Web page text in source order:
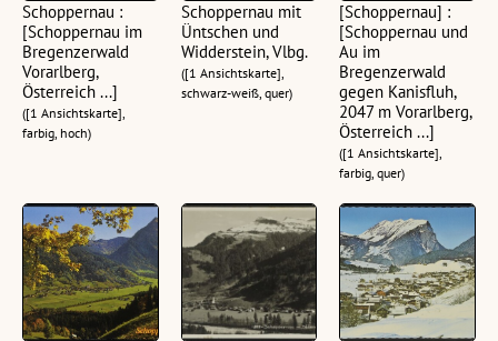
Schoppernau :
[Schoppernau im
Bregenzerwald
Vorarlberg,
Österreich ...]
([1 Ansichtskarte],
farbig, hoch)
Schoppernau mit
Üntschen und
Widderstein, Vlbg.
([1 Ansichtskarte],
schwarz-weiß, quer)
[Schoppernau] :
[Schoppernau und
Au im
Bregenzerwald
gegen Kanisfluh,
2047 m Vorarlberg,
Österreich ...]
([1 Ansichtskarte],
farbig, quer)